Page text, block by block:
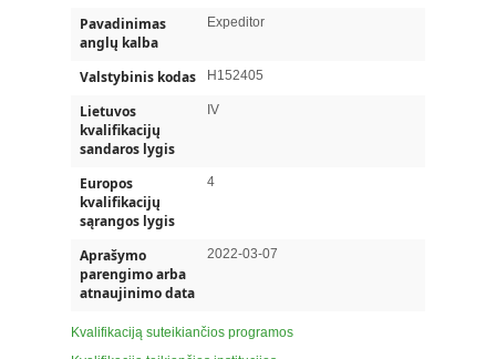
Pavadinimas
anglų kalba
Expeditor
Valstybinis kodas H152405
Lietuvos
kvalifikacijų
sandaros lygis
IV
Europos
kvalifikacijų
sąrangos lygis
4
Aprašymo
parengimo arba
atnaujinimo data
2022-03-07
Kvalifikaciją suteikiančios programos